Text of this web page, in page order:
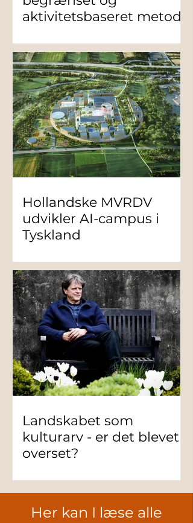
aktivitetsbaseret metode
Hollandske MVRDV
udvikler AI-campus i
Tyskland
Landskabet som
kulturarv - er det blevet
overset?
Her kan I læse alle